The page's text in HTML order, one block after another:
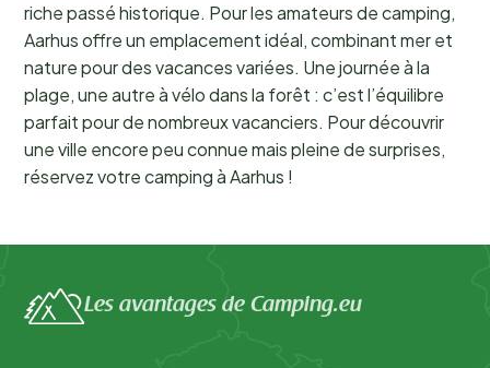
riche passé historique. Pour les amateurs de camping,
Aarhus offre un emplacement idéal, combinant mer et
nature pour des vacances variées. Une journée à la
plage, une autre à vélo dans la forêt : c’est l’équilibre
parfait pour de nombreux vacanciers. Pour découvrir
une ville encore peu connue mais pleine de surprises,
réservez votre camping à Aarhus !
Les avantages de Camping.eu